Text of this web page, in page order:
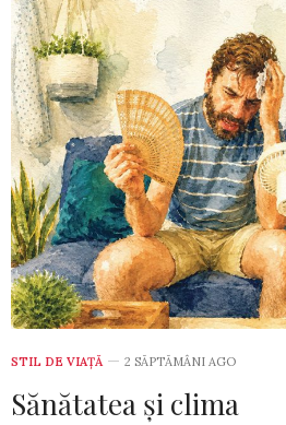
STIL DE VIA­ŢĂ 2 SĂPTĂMÂNI AGO
Sănătatea și clima